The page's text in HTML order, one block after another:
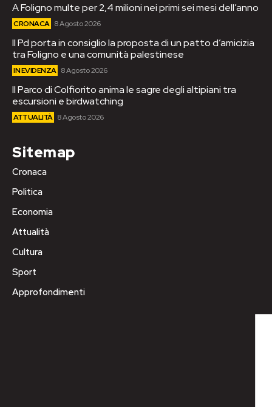
A Foligno multe per 2,4 milioni nei primi sei mesi dell’anno
CRONACA 8 Agosto 2026
Il Pd porta in consiglio la proposta di un patto d’amicizia
tra Foligno e una comunità palestinese
IN EVIDENZA 8 Agosto 2026
Il Parco di Colfiorito anima le sagre degli altipiani tra
escursioni e birdwatching
ATTUALITÀ 8 Agosto 2026
Sitemap
Cronaca
Politica
Economia
Attualità
Cultura
Sport
Approfondimenti